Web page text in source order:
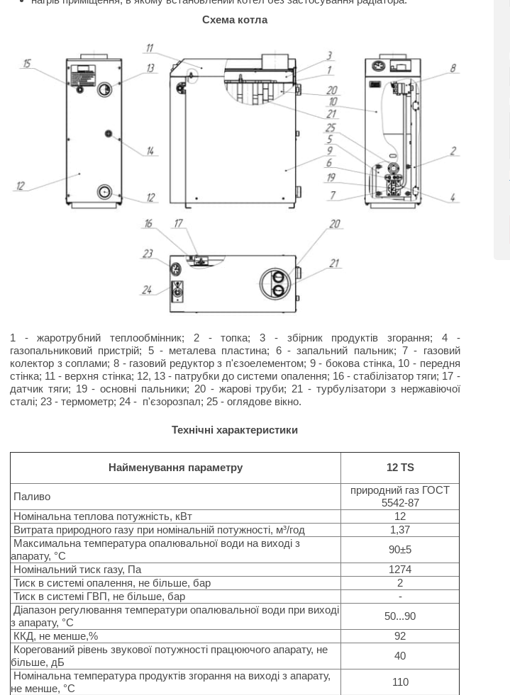
Схема котла
1 - жаротрубний теплообмінник; 2 - топка; 3 - збірник продуктів згорання; 4 -
газопальниковий пристрій; 5 - металева пластина; 6 - запальний пальник; 7 - газовий
колектор з соплами; 8 - газовий редуктор з п'єзоелементом; 9 - бокова стінка, 10 - передня
стінка; 11 - верхня стінка; 12, 13 - патрубки до системи опалення; 16 - стабілізатор тяги; 17 -
датчик тяги; 19 - основні пальники; 20 - жарові труби; 21 - турбулізатори з нержавіючої
сталі; 23 - термометр; 24 - п'єзорозпал; 25 - оглядове вікно.
Технічні характеристики
Найменування параметру 12 TS
Паливо
природний газ ГОСТ
5542-87
Номінальна теплова потужність, кВт
12
Витрата природного газу при номінальній потужності, м³/год
1,37
Максимальна температура опалювальної води на виході з
апарату, °С
90±5
Номінальний тиск газу, Па
1274
Тиск в системі опалення, не більше, бар
2
Тиск в системі ГВП, не більше, бар
-
Діапазон регулювання температури опалювальної води при виході
з апарату, °С
50...90
ККД, не менше,%
92
Корегований рівень звукової потужності працюючого апарату, не
більше, дБ
40
Номінальна температура продуктів згорання на виході з апарату,
не менше, °С
110